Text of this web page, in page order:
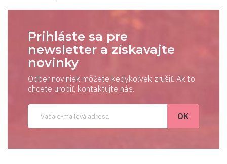
Prihláste sa pre
newsletter a získavajte
novinky
Odber noviniek môžete kedykoľvek zrušiť. Ak to
chcete urobiť, kontaktujte nás.